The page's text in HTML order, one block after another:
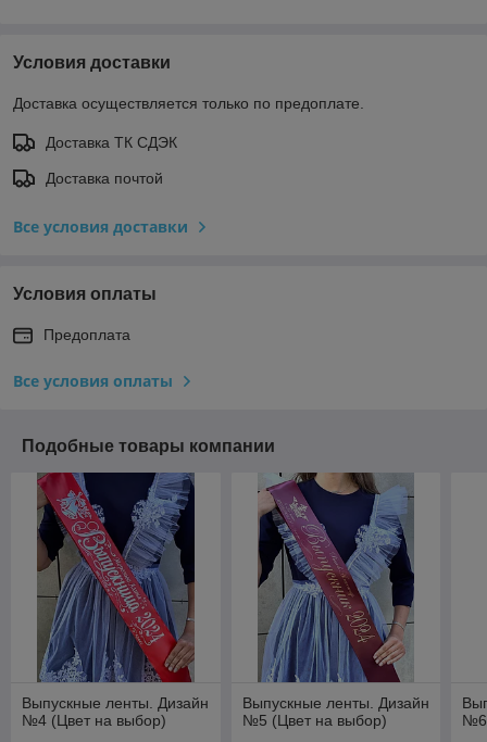
Условия доставки
Доставка осуществляется только по предоплате.
Доставка ТК СДЭК
Доставка почтой
Все условия доставки
Условия оплаты
Предоплата
Все условия оплаты
Подобные товары компании
Выпускные ленты. Дизайн
№4 (Цвет на выбор)
Выпускные ленты. Дизайн
№5 (Цвет на выбор)
№6